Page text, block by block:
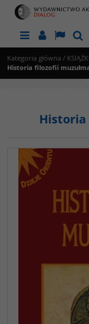
MenuPanelLang
Kategoria główna / KSIĄŻKI
Historia filozofii